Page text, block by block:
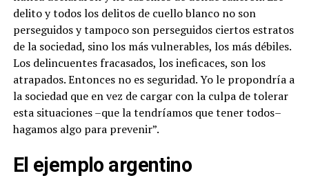
delito y todos los delitos de cuello blanco no son
perseguidos y tampoco son perseguidos ciertos estratos
de la sociedad, sino los más vulnerables, los más débiles.
Los delincuentes fracasados, los ineficaces, son los
atrapados. Entonces no es seguridad. Yo le propondría a
la sociedad que en vez de cargar con la culpa de tolerar
esta situaciones –que la tendríamos que tener todos–
hagamos algo para prevenir”.
El ejemplo argentino